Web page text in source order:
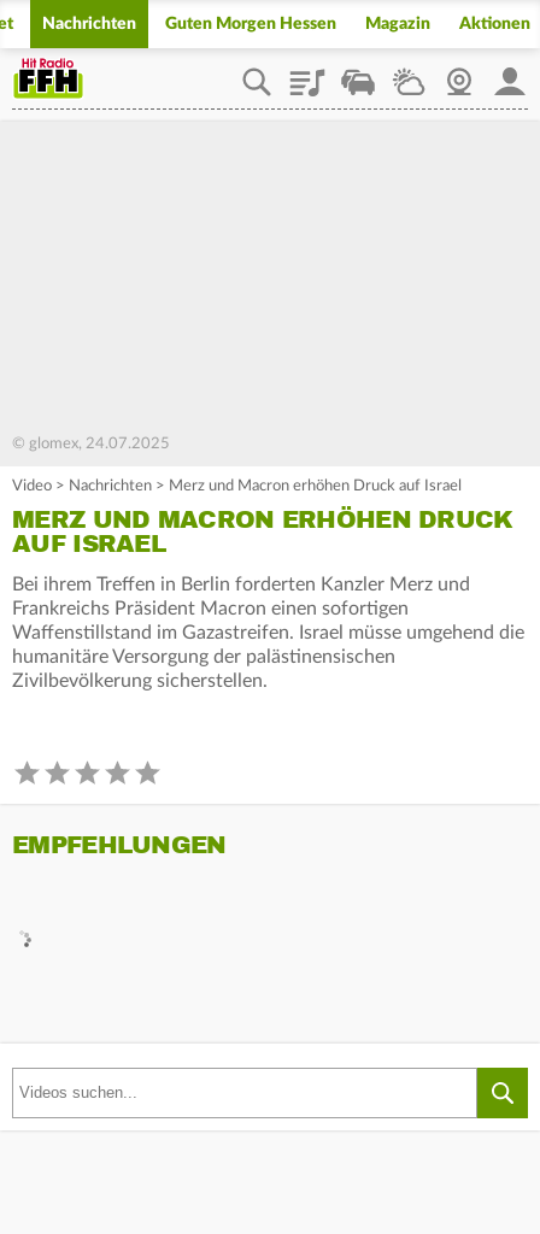
Nachrichten Guten Morgen Hessen Magazin Aktionen
PlaylistStaupilotWetterWebcam
© glomex, 24.07.2025
Video > Nachrichten > Merz und Macron erhöhen Druck auf Israel
MERZ UND MACRON ERHÖHEN DRUCK
AUF ISRAEL
Bei ihrem Treffen in Berlin forderten Kanzler Merz und
Frankreichs Präsident Macron einen sofortigen
Waffenstillstand im Gazastreifen. Israel müsse umgehend die
humanitäre Versorgung der palästinensischen
Zivilbevölkerung sicherstellen.
EMPFEHLUNGEN